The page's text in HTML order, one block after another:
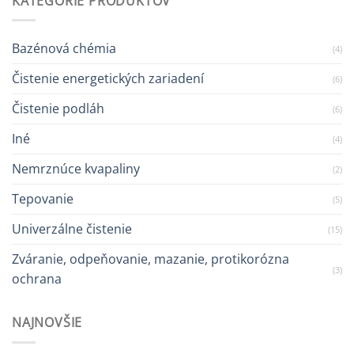
Bazénová chémia (4)
Čistenie energetických zariadení (6)
Čistenie podláh (6)
Iné (4)
Nemrznúce kvapaliny (2)
Tepovanie (5)
Univerzálne čistenie (15)
Zváranie, odpeňovanie, mazanie, protikorózna
ochrana
(3)
NAJNOVŠIE